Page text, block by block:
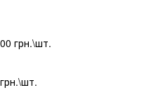
грн.\шт.